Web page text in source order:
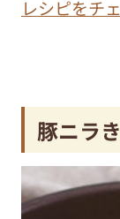
レシピをチ
豚ニラ